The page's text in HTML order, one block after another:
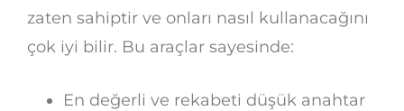
zaten sahiptir ve onları nasıl kullanacağını
çok iyi bilir. Bu araçlar sayesinde:
En değerli ve rekabeti düşük anahtar